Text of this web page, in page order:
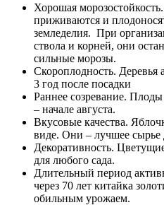
Хорошая
приживаются и
земледелия. При
ствола и корней, они
сильные морозы.
Скороплодность. Деревья
3 год после посадки
Раннее созревание.
– начале августа.
Вкусовые качества.
виде. Они – лучшее сырье
Декоративность.
для любого сада.
Длительный период
через 70 лет китайка
обильным урожаем.